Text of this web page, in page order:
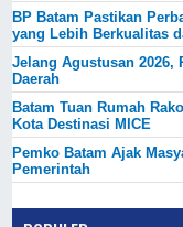
BP Batam Pastikan
yang Lebih Berkualitas
Jelang Agustusan 2026,
Daerah
Batam Tuan Rumah
Kota Destinasi MICE
Pemko Batam Ajak
Pemerintah